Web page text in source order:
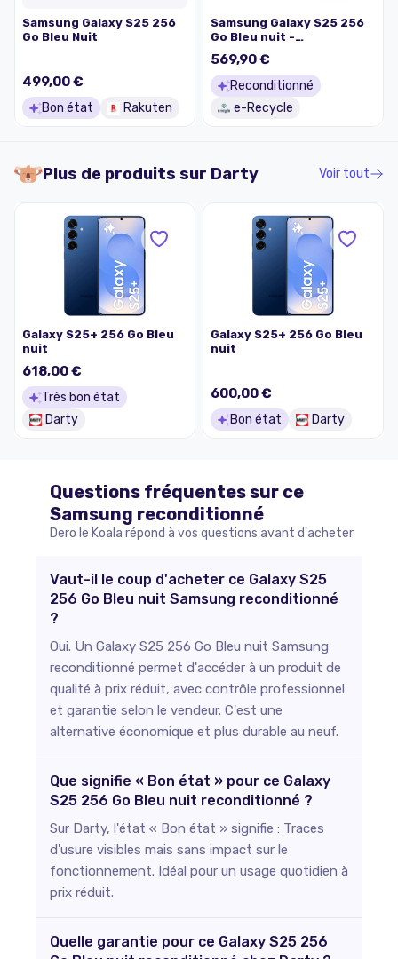
Samsung Galaxy S25 256
Go Bleu Nuit
499,00 €
Bon état Rakuten
Samsung Galaxy S25 256
Go Bleu nuit -
Reconditionné en France -
État Parfait - Garanti 2
ans
569,90 €
Reconditionné
e-Recycle
Plus de produits sur Darty Voir tout
Galaxy S25+ 256 Go Bleu
nuit
618,00 €
Très bon état
Darty
Galaxy S25+ 256 Go Bleu
nuit
600,00 €
Bon état Darty
Questions fréquentes sur ce
Samsung reconditionné
Dero le Koala répond à vos questions avant d'acheter
Vaut-il le coup d'acheter ce Galaxy S25
256 Go Bleu nuit Samsung reconditionné
?
Oui. Un Galaxy S25 256 Go Bleu nuit Samsung
reconditionné permet d'accéder à un produit de
qualité à prix réduit, avec contrôle professionnel
et garantie selon le vendeur. C'est une
alternative économique et plus durable au neuf.
Que signifie « Bon état » pour ce Galaxy
S25 256 Go Bleu nuit reconditionné ?
Sur Darty, l'état « Bon état » signifie : Traces
d'usure visibles mais sans impact sur le
fonctionnement. Idéal pour un usage quotidien à
prix réduit.
Quelle garantie pour ce Galaxy S25 256